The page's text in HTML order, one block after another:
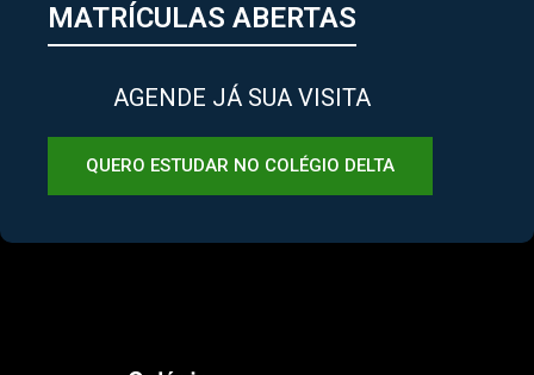
MATRÍCULAS ABERTAS
AGENDE JÁ SUA VISITA
QUERO ESTUDAR NO COLÉGIO DELTA